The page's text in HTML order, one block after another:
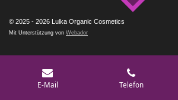
© 2025 - 2026 Lulka Organic Cosmetics
Mit Unterstützung von Webador
E-Mail Telefon